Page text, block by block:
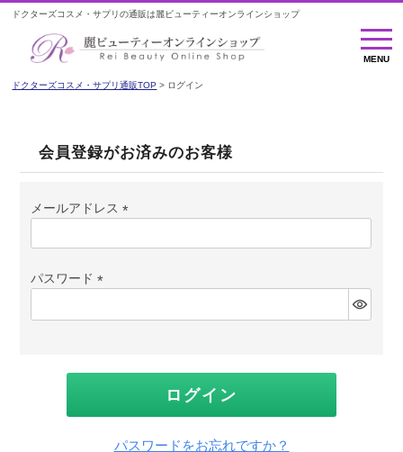
ドクターズコスメ・サプリの通販は麗ビューティーオンラインショップ
MENU
MENU
ドクターズコスメ・サプリ通販TOP ログイン
会員登録がお済みのお客様
メールアドレス
須)
パスワード
須)
ログイン
パスワードをお忘れですか？